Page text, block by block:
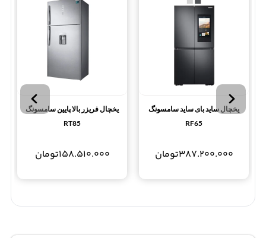
یخچال ساید بای ساید سامسونگ
RF65
387.200.000تومان
یخچال فریزر بالا پایین سامسونگ
RT85
158.510.000تومان